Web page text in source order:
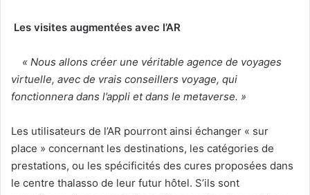
Les visites augmentées avec l’AR
« Nous allons créer une véritable agence de voyages
virtuelle, avec de vrais conseillers voyage, qui
fonctionnera dans l’appli et dans le metaverse. »
Les utilisateurs de l’AR pourront ainsi échanger « sur
place » concernant les destinations, les catégories de
prestations, ou les spécificités des cures proposées dans
le centre thalasso de leur futur hôtel. S’ils sont